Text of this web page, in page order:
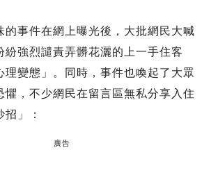
的事件在網上曝光後，大批網民大喊
紛強烈譴責弄髒花灑的上一手住客
理變態」。同時，事件也喚起了大眾
懼，不少網民在留言區無私分享入住
」：
廣告